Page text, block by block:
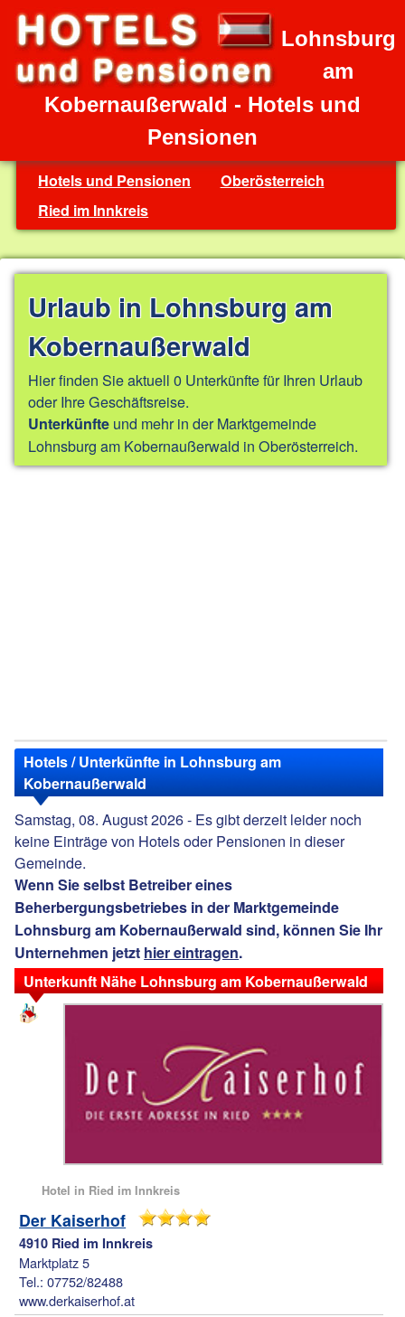
Lohnsburg
am
Kobernaußerwald - Hotels und
Pensionen
Hotels und Pensionen
Oberösterreich
Ried im Innkreis
Urlaub in Lohnsburg am
Kobernaußerwald
Hier finden Sie aktuell 0 Unterkünfte für Ihren Urlaub
oder Ihre Geschäftsreise.
Unterkünfte und mehr in der Marktgemeinde
Lohnsburg am Kobernaußerwald in Oberösterreich.
Hotels / Unterkünfte in Lohnsburg am
Kobernaußerwald
Samstag, 08. August 2026 - Es gibt derzeit leider noch
keine Einträge von Hotels oder Pensionen in dieser
Gemeinde.
Wenn Sie selbst Betreiber eines
Beherbergungsbetriebes in der Marktgemeinde
Lohnsburg am Kobernaußerwald sind, können Sie Ihr
Unternehmen jetzt hier eintragen.
Unterkunft Nähe Lohnsburg am Kobernaußerwald
Hotel in Ried im Innkreis
Der Kaiserhof
4910 Ried im Innkreis
Marktplatz 5
Tel.: 07752/82488
www.derkaiserhof.at